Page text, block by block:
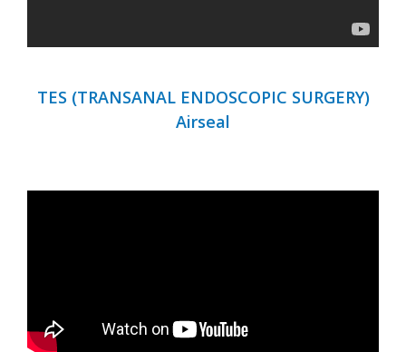
TES (TRANSANAL ENDOSCOPIC SURGERY)
Airseal